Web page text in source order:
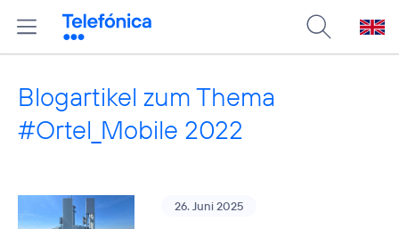
Blogartikel zum Thema
#Ortel_Mobile 2022
26. Juni 2025